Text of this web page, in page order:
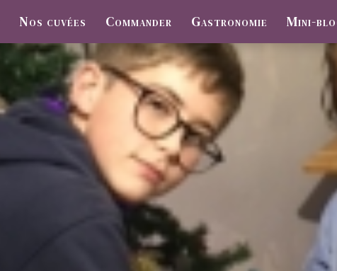
Nos cuvées Commander Gastronomie Mini-